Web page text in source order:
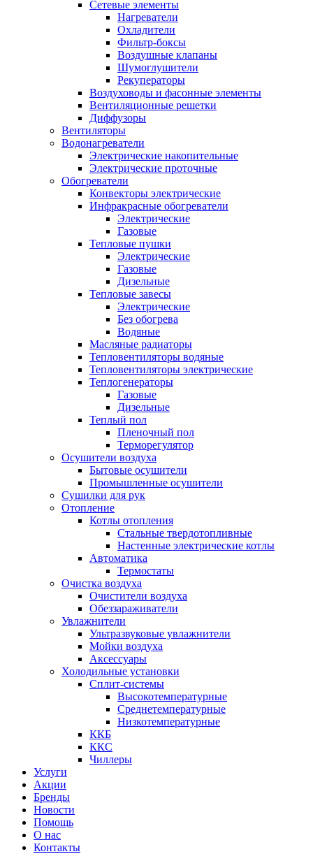
Сетевые элементы
Нагреватели
Охладители
Фильтр-боксы
Воздушные клапаны
Шумоглушители
Рекуператоры
Воздуховоды и фасонные элементы
Вентиляционные решетки
Диффузоры
Вентиляторы
Водонагреватели
Электрические накопительные
Электрические проточные
Обогреватели
Конвекторы электрические
Инфракрасные обогреватели
Электрические
Газовые
Тепловые пушки
Электрические
Газовые
Дизельные
Тепловые завесы
Электрические
Без обогрева
Водяные
Масляные радиаторы
Тепловентиляторы водяные
Тепловентиляторы электрические
Теплогенераторы
Газовые
Дизельные
Теплый пол
Пленочный пол
Терморегулятор
Осушители воздуха
Бытовые осушители
Промышленные осушители
Сушилки для рук
Отопление
Котлы отопления
Стальные твердотопливные
Настенные электрические котлы
Автоматика
Термостаты
Очистка воздуха
Очистители воздуха
Обеззараживатели
Увлажнители
Ультразвуковые увлажнители
Мойки воздуха
Аксессуары
Холодильные установки
Сплит-системы
Высокотемпературные
Среднетемпературные
Низкотемпературные
ККБ
ККС
Чиллеры
Услуги
Акции
Бренды
Новости
Помощь
О нас
Контакты